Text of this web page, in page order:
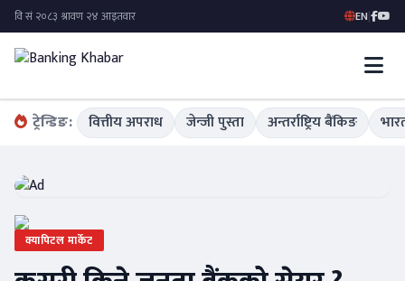
EN|
ट्रेन्डिङ: वित्तीय अपराध जेन्जी पुस्ता अन्तर्राष्ट्रिय बैंकिङ
क्यापिटल मार्केट